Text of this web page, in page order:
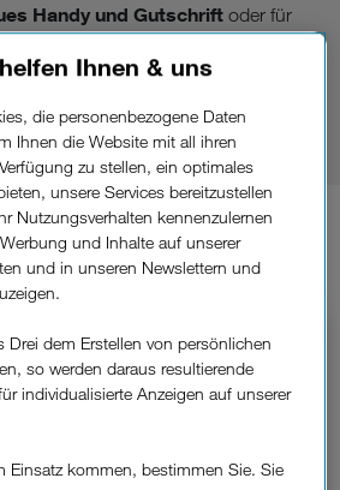
Handy und Gutschriftoder für
neuen Router: Sie wählen was
passt. Ihren TreueBonus
und überall wo es Drei gibt.
Ihren TreueBonus
ein.
Ihnen & uns
die personenbezogene Daten
Ihnen die Website mit all ihren
zu stellen, ein optimales
unsere Services bereitzustellen
Nutzungsverhalten kennenzulernen
und Inhalte auf unserer
und in unseren Newslettern und
Drei dem Erstellen von persönlichen
so werden daraus resultierende
individualisierte Anzeigen auf unserer
Einsatz kommen, bestimmen Sie. Sie